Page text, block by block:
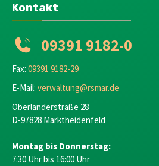
Kontakt
09391 9182-0
Fax: 09391 9182-29
E-Mail: verwaltung@rsmar.de
Oberländerstraße 28
D-97828 Marktheidenfeld
Montag bis Donnerstag:
7:30 Uhr bis 16:00 Uhr